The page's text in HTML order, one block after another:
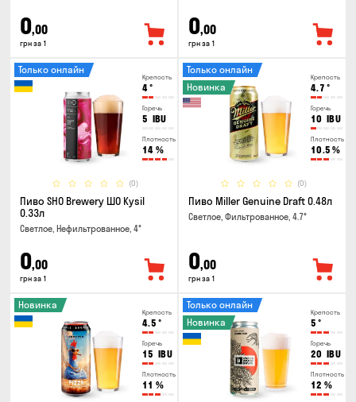
0,00
грн за 1
0,00
грн за 1
Крепость
4°
Горечь
5 IBU
Плотность
14 %
(0)
Только онлайн
Пиво SHO Brewery ШО Kysil
0.33л
Светлое, Нефильтрованное, 4°
0,00
грн за 1
Крепость
4.7 °
Горечь
10 IBU
Плотность
10.5 %
(0)
Только онлайн
Новинка
Пиво Miller Genuine Draft 0.48л
Светлое, Фильтрованное, 4.7°
0,00
грн за 1
Крепость
4.5 °
Горечь
15 IBU
Плотность
11 %
Новинка
Крепость
5 °
Горечь
20 IBU
Плотность
12 %
Только онлайн
Новинка